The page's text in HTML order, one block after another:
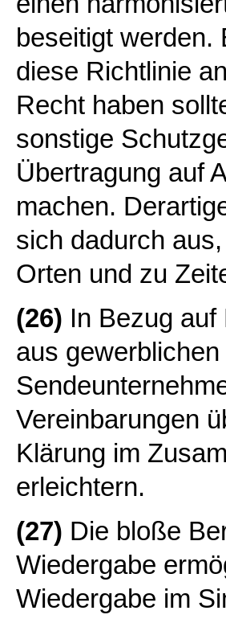
beseitigt werden.
diese Richtlinie
Recht haben
sonstige
Übertragung auf
machen.
sich dadurch
Orten und zu
(26) In Bezug
aus
Vereinbarungen
Klärung im
erleichtern.
(27) Die bloße
Wiedergabe
Wiedergabe im